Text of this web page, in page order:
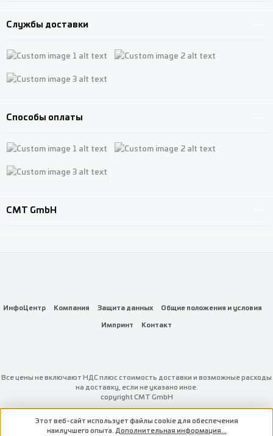
Службы доставки
Custom image 1
Способы оплаты
Custom image 1
CMT GmbH
ИнфоЦентр Компания Защита данных
Общие положения и условия
Импринт
Контакт
Все цены не включают НДС плюс стоимость доставкии возможные расходы
на доставку, если не указано иное.
copyright CMT GmbH
Этот веб-сайт использует файлы cookie для обеспечения
наилучшего опыта. Дополнительная информация...